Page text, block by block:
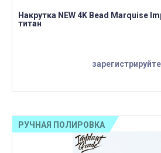
Накрутка NEW 4K Bead Marquise
титан
РУЧНАЯ ПОЛИРОВКА